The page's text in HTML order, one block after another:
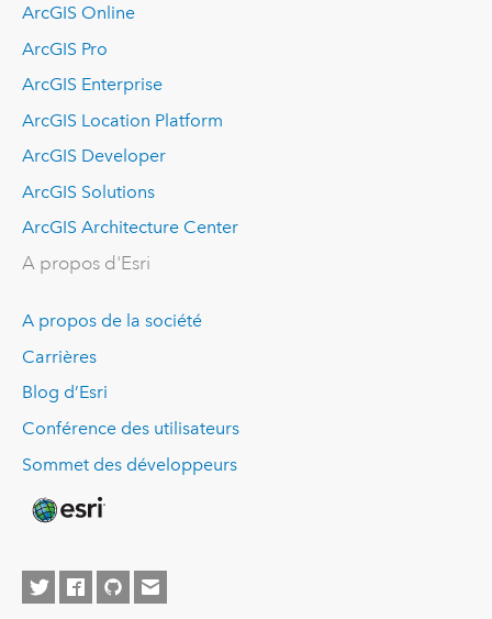
ArcGIS Online
ArcGIS Pro
ArcGIS Enterprise
ArcGIS Location Platform
ArcGIS Developer
ArcGIS Solutions
ArcGIS Architecture Center
A propos d'Esri
A propos de la société
Carrières
Blog d’Esri
Conférence des utilisateurs
Sommet des développeurs